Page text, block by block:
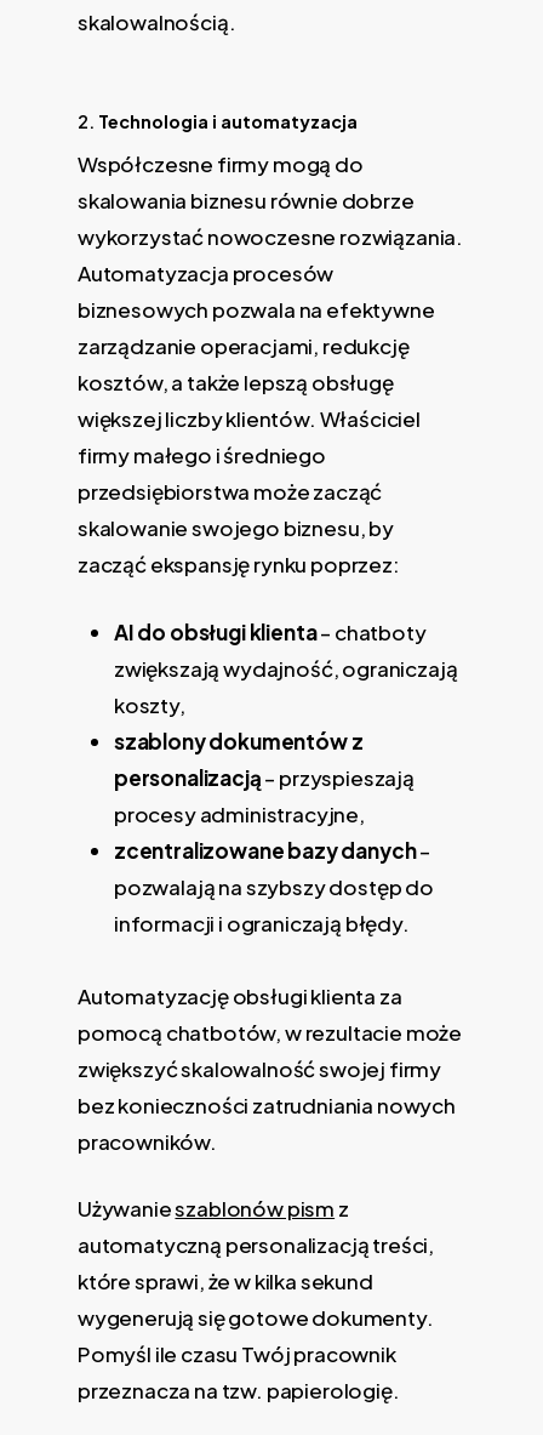
skalowalnością.
2. Technologia i automatyzacja
Współczesne firmy mogą do
skalowania biznesu równie dobrze
wykorzystać nowoczesne rozwiązania.
Automatyzacja procesów
biznesowych pozwala na efektywne
zarządzanie operacjami, redukcję
kosztów, a także lepszą obsługę
większej liczby klientów. Właściciel
firmy małego i średniego
przedsiębiorstwa może zacząć
skalowanie swojego biznesu, by
zacząć ekspansję rynku poprzez:
AI do obsługi klienta– chatboty
zwiększają wydajność, ograniczają
koszty,
szablony dokumentów z
personalizacją– przyspieszają
procesy administracyjne,
zcentralizowane bazy danych–
pozwalają na szybszy dostęp do
informacji i ograniczają błędy.
Automatyzację obsługi klienta za
pomocą chatbotów, w rezultacie może
zwiększyć skalowalność swojej firmy
bez konieczności zatrudniania nowych
pracowników.
Używanieszablonów pism z
automatyczną personalizacją treści,
które sprawi, że w kilka sekund
wygenerują się gotowe dokumenty.
Pomyśl ile czasu Twój pracownik
przeznacza na tzw. papierologię.